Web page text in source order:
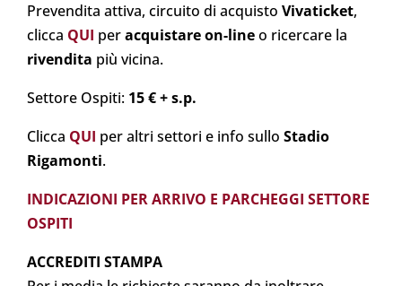
Prevendita attiva, circuito di acquisto Vivaticket,
clicca QUI peracquistare on-lineo ricercare la
rivendita più vicina.
Settore Ospiti: 15 € + s.p.
Clicca QUI per altri settori e info sullo Stadio
Rigamonti.
INDICAZIONI PER ARRIVO E PARCHEGGI SETTORE
OSPITI
ACCREDITI STAMPA